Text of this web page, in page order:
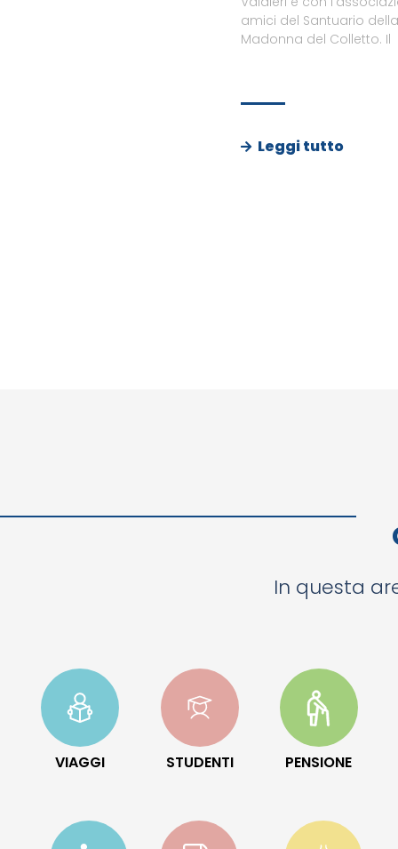
amici del Santuario della
Madonna del Colletto. Il
Leggi tutto
In questa
VIAGGI STUDENTI PENSIONE